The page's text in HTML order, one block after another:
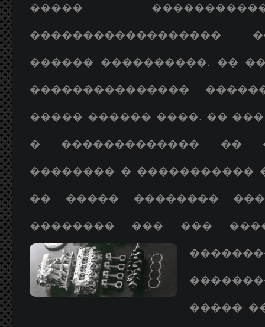
�����
������������������
������ ����������. ��
���������������
����� ������ ����. ��
� ������������� ��
�������� � �����������
�� ����� ��������
�������� ��� ���
�����